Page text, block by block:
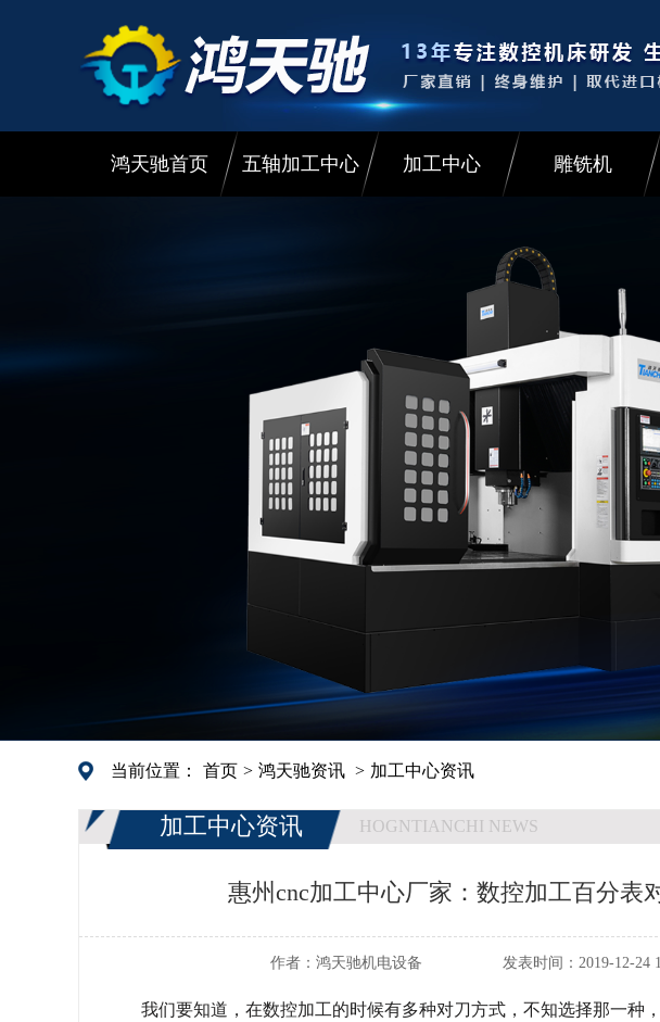
鸿天驰首页 五轴加工中心 加工中心 雕铣机
当前位置： 首页 > 鸿天驰资讯 > 加工中心资讯
加工中心资讯 HOGNTIANCHI NEWS
惠州cnc加工中心厂家：数控加工百分表
作者： 鸿天驰机电设备 发表时间： 2019-12-24
我们要知道，在数控加工的时候有多种对刀方式，不知选择那一种